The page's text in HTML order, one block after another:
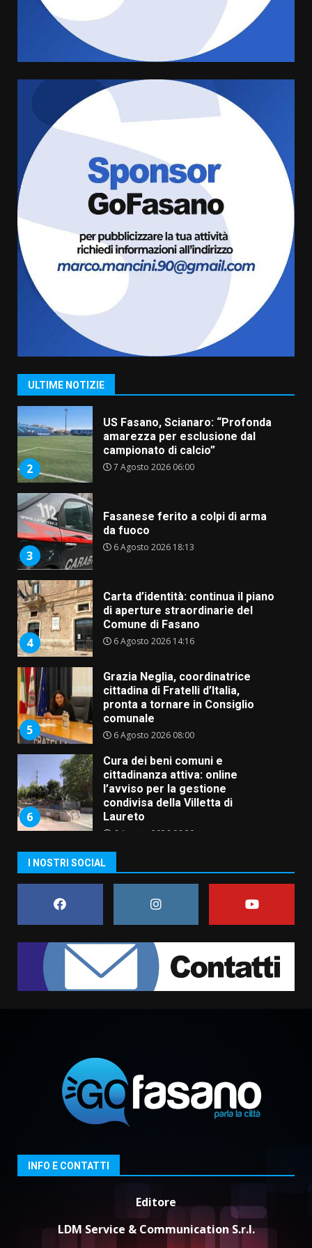
ULTIME NOTIZIE
cittadina di Fratelli d’Italia,
pronta a tornare in Consiglio
6 Agosto 2026 08:00
Cura dei beni comuni e
cittadinanza attiva: online
l’avviso per la gestione
condivisa della Villetta di
6 Agosto 2026 06:20
7
La magia del Minareto e la prima
assoluta de “L’Albergo
Belvedere. Il rapimento”
“I Contestatori: Musica di
Rivoluzione”: nuovo
appuntamento con “Fasano in
Banda”
2
US Fasano, Scianaro: “Profonda
campionato di calcio”
7 Agosto 2026 06:00
3
Fasanese ferito a colpi di arma
da fuoco
6 Agosto 2026 18:13
4
Carta d’identità: continua il piano
di aperture straordinarie del
Comune di Fasano
5
Grazia Neglia, coordinatrice
cittadina di Fratelli d’Italia,
pronta a tornare in Consiglio
comunale
6
Cura dei beni comuni e
cittadinanza attiva: online
l’avviso per la gestione
condivisa della Villetta di
Laureto
6 Agosto 2026 06:20
7
La magia del Minareto e la prima
assoluta de “L’Albergo
Belvedere. Il rapimento”
6 Agosto 2026 06:15
“I Contestatori: Musica di
7 Agosto 2026 06:05
US Fasano, Scianaro: “Profonda
amarezza per esclusione dal
campionato di calcio”
da fuoco
6 Agosto 2026 18:13
4
Comune di Fasano
6 Agosto 2026 14:16
Grazia Neglia, coordinatrice
cittadina di Fratelli d’Italia,
I NOSTRI SOCIAL
INFO E CONTATTI
Editore
LDM Service & Communication S.r.l.